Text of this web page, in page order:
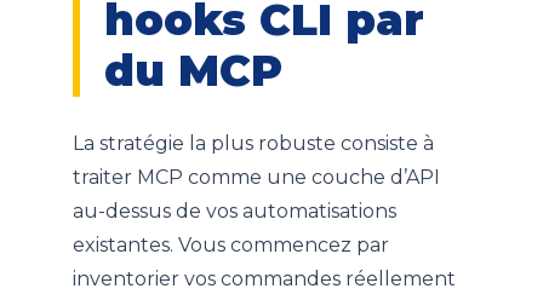
hooks CLI par
du MCP
La stratégie la plus robuste consiste à
traiter MCP comme une couche d’API
au-dessus de vos automatisations
existantes. Vous commencez par
inventorier vos commandes réellement